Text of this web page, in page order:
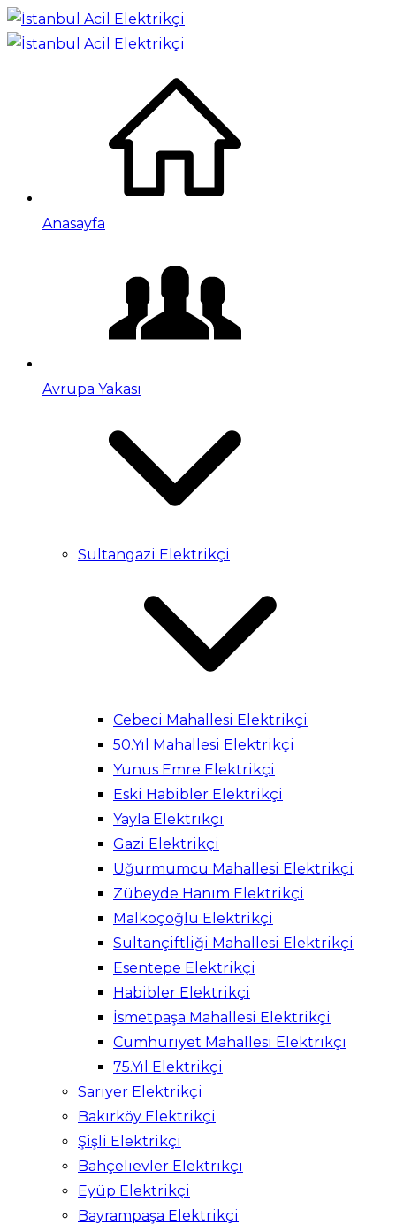
Anasayfa
Avrupa Yakası
Sultangazi Elektrikçi
Cebeci Mahallesi Elektrikçi
50.Yıl Mahallesi Elektrikçi
Yunus Emre Elektrikçi
Eski Habibler Elektrikçi
Yayla Elektrikçi
Gazi Elektrikçi
Uğurmumcu Mahallesi Elektrikçi
Zübeyde Hanım Elektrikçi
Malkoçoğlu Elektrikçi
Sultançiftliği Mahallesi Elektrikçi
Esentepe Elektrikçi
Habibler Elektrikçi
İsmetpaşa Mahallesi Elektrikçi
Cumhuriyet Mahallesi Elektrikçi
75.Yıl Elektrikçi
Sarıyer Elektrikçi
Bakırköy Elektrikçi
Şişli Elektrikçi
Bahçelievler Elektrikçi
Eyüp Elektrikçi
Bayrampaşa Elektrikçi